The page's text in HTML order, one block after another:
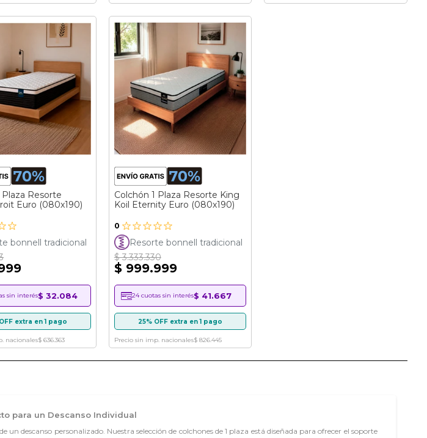
Plaza Resorte
Euro (080x190)
bonnell tradicional
sin interés$ 32.084
extra en 1 pago
nacionales$ 636.363
Colchón 1 Plaza Resorte King
Koil Eternity Euro (080x190)
0
Resorte bonnell tradicional
$ 3.333.330
$ 999.999
24 cuotas sin interés$ 41.667
25% OFF extra en 1 pago
Precio sin imp. nacionales$ 826.445
para un Descanso Individual
descanso personalizado. Nuestra selección de colchones de 1 plaza está diseñada para ofrecer el soporte